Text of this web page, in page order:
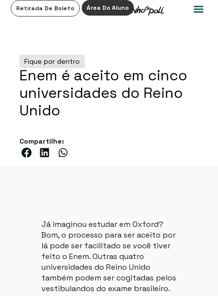
Retirada De Boleto Área Do Aluno
Fique por dentro
Enem é aceito em cinco
universidades do Reino
Unido
Compartilhe:
Já imaginou estudar em Oxford?
Bom, o processo para ser aceito por
lá pode ser facilitado se você tiver
feito o Enem. Outras quatro
universidades do Reino Unido
também podem ser cogitadas pelos
vestibulandos do exame brasileiro.